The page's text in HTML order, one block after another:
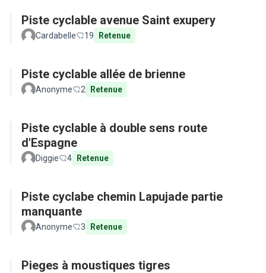
Piste cyclable avenue Saint exupery
Cardabelle 19 Retenue
Piste cyclable allée de brienne
Anonyme 2 Retenue
Piste cyclable à double sens route
d'Espagne
Diggie 4 Retenue
Piste cyclabe chemin Lapujade partie
manquante
Anonyme 3 Retenue
Pieges à moustiques tigres